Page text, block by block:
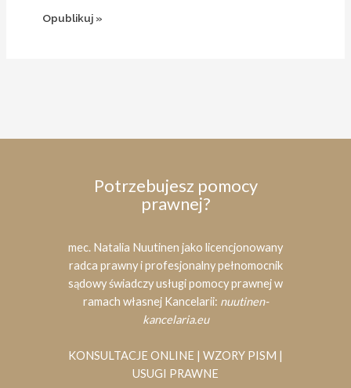
Potrzebujesz pomocy
prawnej?
mec. Natalia Nuutinen jako licencjonowany
radca prawny i profesjonalny pełnomocnik
sądowy świadczy usługi pomocy prawnej w
ramach własnej Kancelarii: nuutinen-
kancelaria.eu
KONSULTACJE ONLINE | WZORY PISM |
USUGI PRAWNE